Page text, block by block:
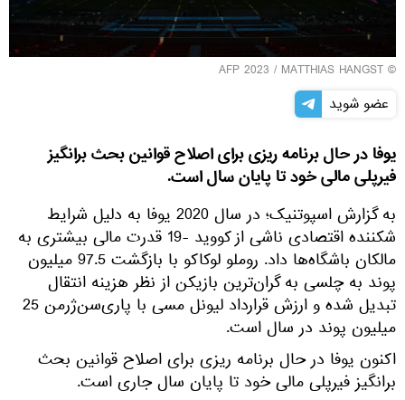
© AFP 2023 / MATTHIAS HANGST
عضو شوید
یوفا در حال برنامه ریزی برای اصلاح قوانین بحث برانگیز
فیرپلی مالی خود تا پایان سال است.
به گزارش اسپوتنیک؛ در سال 2020 یوفا به دلیل شرایط
شکننده اقتصادی ناشی از کووید -19 قدرت مالی بیشتری به
مالکان باشگاه‌ها داد. روملو لوکاکو با بازگشت 97.5 میلیون
پوند به چلسی به گران‌ترین بازیکن از نظر هزینه انتقال
تبدیل شده و ارزش قرارداد لیونل مسی با پاری‌سن‌ژرمن 25
میلیون پوند در سال است.
اکنون یوفا در حال برنامه ریزی برای اصلاح قوانین بحث
برانگیز فیرپلی مالی خود تا پایان سال جاری است.